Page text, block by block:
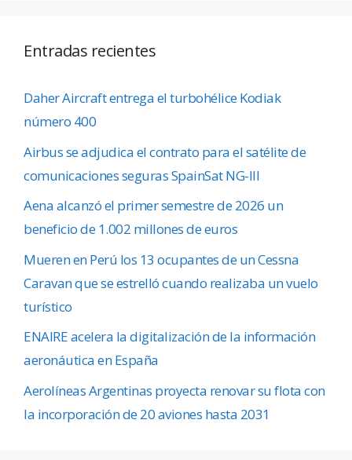
Entradas recientes
Daher Aircraft entrega el turbohélice Kodiak
número 400
Airbus se adjudica el contrato para el satélite de
comunicaciones seguras SpainSat NG-III
Aena alcanzó el primer semestre de 2026 un
beneficio de 1.002 millones de euros
Mueren en Perú los 13 ocupantes de un Cessna
Caravan que se estrelló cuando realizaba un vuelo
turístico
ENAIRE acelera la digitalización de la información
aeronáutica en España
Aerolíneas Argentinas proyecta renovar su flota con
la incorporación de 20 aviones hasta 2031